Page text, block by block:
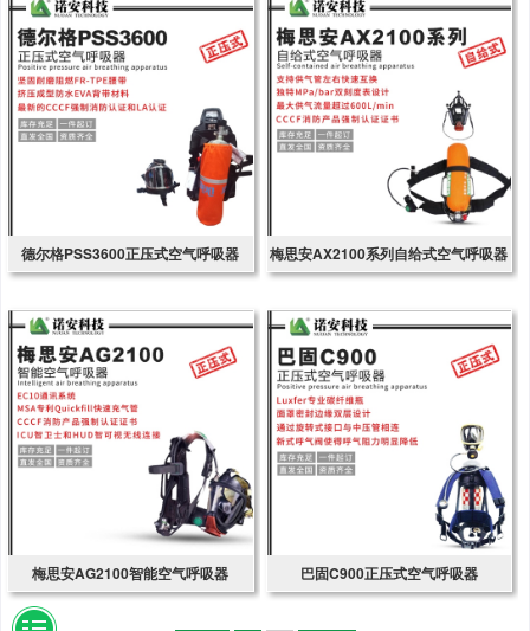
德尔格PSS3600正压式空气呼吸器 梅思安AX2100系列自给式空气呼吸器
梅思安AG2100智能空气呼吸器 巴固C900正压式空气呼吸器